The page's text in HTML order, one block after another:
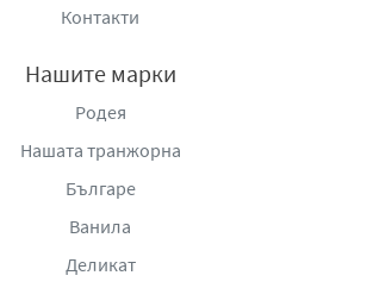
Контакти
Нашите марки
Родея
Нашата транжорна
Българе
Ванила
Деликат